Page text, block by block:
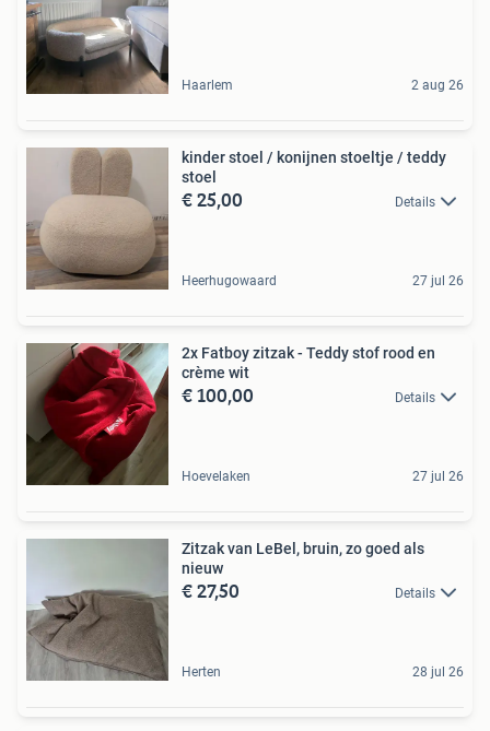
Haarlem 2 aug 26
kinder stoel / konijnen stoeltje / teddy
stoel
€ 25,00 Details
Heerhugowaard 27 jul 26
2x Fatboy zitzak - Teddy stof rood en
crème wit
€ 100,00 Details
Hoevelaken 27 jul 26
Zitzak van LeBel, bruin, zo goed als
nieuw
€ 27,50 Details
Herten 28 jul 26